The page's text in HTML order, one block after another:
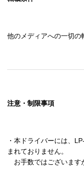
他のメディアへの一切の
注意・制限事項
・本ドライバーには、
まれておりません。
お手数ではございます